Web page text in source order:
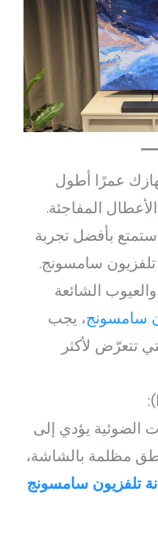
عمرًا أطول
المفاجئة.
بأفضل تجربة
سامسونج.
سامسونج، يجب
تتعرّض لأكثر
الضوئية يؤدي إلى
مظلمة بالشاشة،
تلفزيون سامسونج